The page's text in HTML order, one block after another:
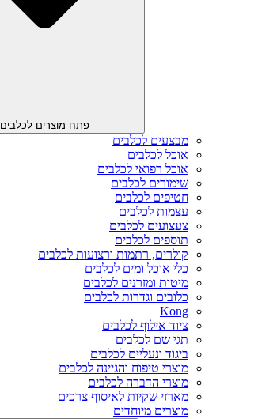
פתח מוצרים לכלבים
מבצעים לכלבים
אוכל לכלבים
אוכל רפואי לכלבים
שימורים לכלבים
חטיפים לכלבים
עצמות לכלבים
צעצועים לכלבים
תוספים לכלבים
קולרים, רתמות ורצועות לכלבים
כלי אוכל ומים לכלבים
מיטות ומזרנים לכלבים
כלובים וגדרות לכלבים
Kong
ציוד אילוף לכלבים
תגי שם לכלבים
ביגוד ונעליים לכלבים
מוצרי טיפוח והגיינה לכלבים
מוצרי הדברה לכלבים
מארזי שקיות לאיסוף צרכים
מוצרים מיוחדים